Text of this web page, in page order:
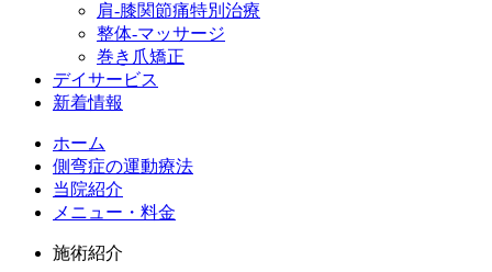
肩-膝関節痛特別治療
整体-マッサージ
巻き爪矯正
デイサービス
新着情報
ホーム
側弯症の運動療法
当院紹介
メニュー・料金
施術紹介